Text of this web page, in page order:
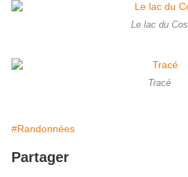
Le lac du Cos
Tracé
#Randonnées
Partager